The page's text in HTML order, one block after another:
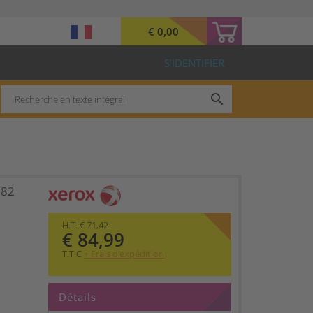
€ 0,00
S’IDENTIFIER
search
H.T. € 71,42
€ 84,99
T.T.C + Frais d’expédition
Détails